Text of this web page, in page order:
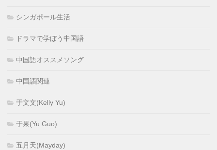
シンガポール生活
ドラマで学ぼう中国語
中国語オススメソング
中国語関連
于文文(Kelly Yu)
于果(Yu Guo)
五月天(Mayday)